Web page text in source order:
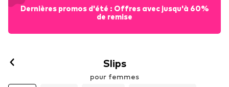
Dernières promos d'été : Offres avec jusqu'à 60%
de remise
Slips
pour femmes